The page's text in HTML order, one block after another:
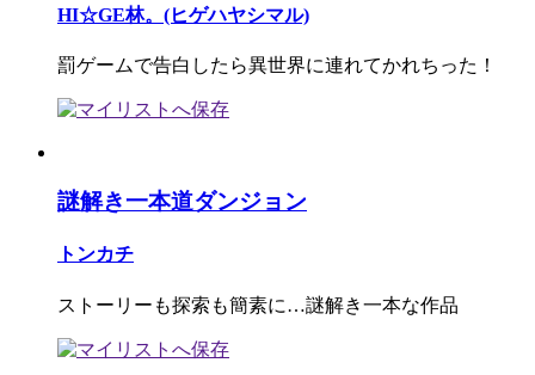
HI☆GE林。(ヒゲハヤシマル)
罰ゲームで告白したら異世界に連れてかれちった！
謎解き一本道ダンジョン
トンカチ
ストーリーも探索も簡素に…謎解き一本な作品